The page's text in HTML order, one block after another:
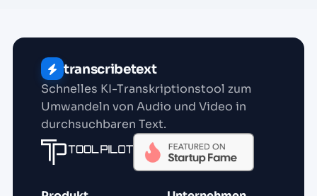
transcribetext
Schnelles KI-Transkriptionstool zum
Umwandeln von Audio und Video in
durchsuchbaren Text.